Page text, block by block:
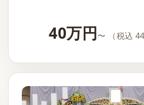
40万円〜 （税込